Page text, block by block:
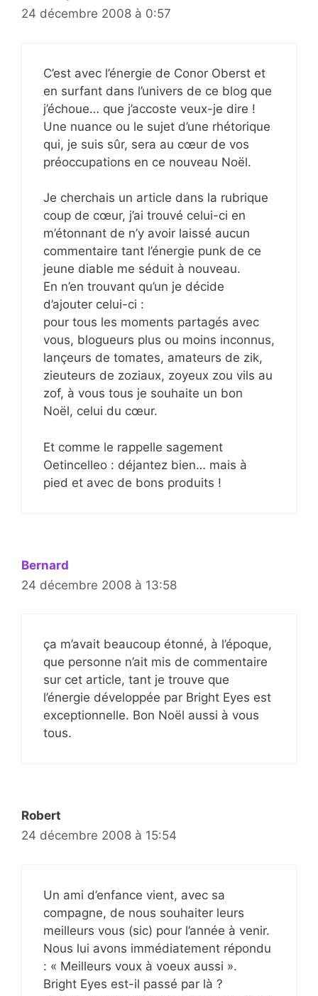
24 décembre 2008 à 0:57
C’est avec l’énergie de Conor Oberst et
en surfant dans l’univers de ce blog que
j’échoue… que j’accoste veux-je dire !
Une nuance ou le sujet d’une rhétorique
qui, je suis sûr, sera au cœur de vos
préoccupations en ce nouveau Noël.
Je cherchais un article dans la rubrique
coup de cœur, j’ai trouvé celui-ci en
m’étonnant de n’y avoir laissé aucun
commentaire tant l’énergie punk de ce
jeune diable me séduit à nouveau.
En n’en trouvant qu’un je décide
d’ajouter celui-ci :
pour tous les moments partagés avec
vous, blogueurs plus ou moins inconnus,
lançeurs de tomates, amateurs de zik,
zieuteurs de zoziaux, zoyeux zou vils au
zof, à vous tous je souhaite un bon
Noël, celui du cœur.
Et comme le rappelle sagement
Oetincelleo : déjantez bien… mais à
pied et avec de bons produits !
Bernard
24 décembre 2008 à 13:58
ça m’avait beaucoup étonné, à l’époque,
que personne n’ait mis de commentaire
sur cet article, tant je trouve que
l’énergie développée par Bright Eyes est
exceptionnelle. Bon Noël aussi à vous
tous.
Robert
24 décembre 2008 à 15:54
Un ami d’enfance vient, avec sa
compagne, de nous souhaiter leurs
meilleurs vous (sic) pour l’année à venir.
Nous lui avons immédiatement répondu
: « Meilleurs voux à voeux aussi ».
Bright Eyes est-il passé par là ?